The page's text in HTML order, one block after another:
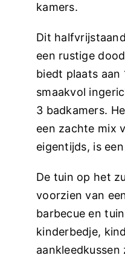
kamers.
Dit
een rustige
biedt plaats aan
smaakvol
3 badkamers.
een zachte mix
eigentijds, is
De tuin op het
voorzien van
barbecue en
kinderbedje,